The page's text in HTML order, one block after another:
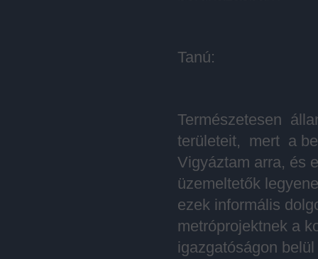
Tanú:
Természetesen
területeit, mert a
Vigyáztam arra, és
üzemeltetők
ezek informális
metróprojektnek a
igazgatóságon